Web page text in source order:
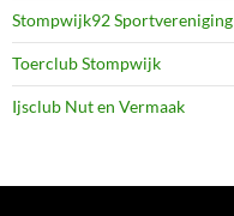
Stompwijk92 Sportvereniging
Toerclub Stompwijk
Ijsclub Nut en Vermaak